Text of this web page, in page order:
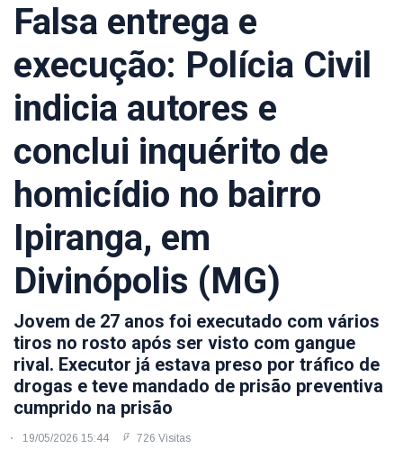
Falsa entrega e
execução: Polícia Civil
indicia autores e
conclui inquérito de
homicídio no bairro
Ipiranga, em
Divinópolis (MG)
Jovem de 27 anos foi executado com vários
tiros no rosto após ser visto com gangue
rival. Executor já estava preso por tráfico de
drogas e teve mandado de prisão preventiva
cumprido na prisão
19/05/2026 15:44 726 Visitas